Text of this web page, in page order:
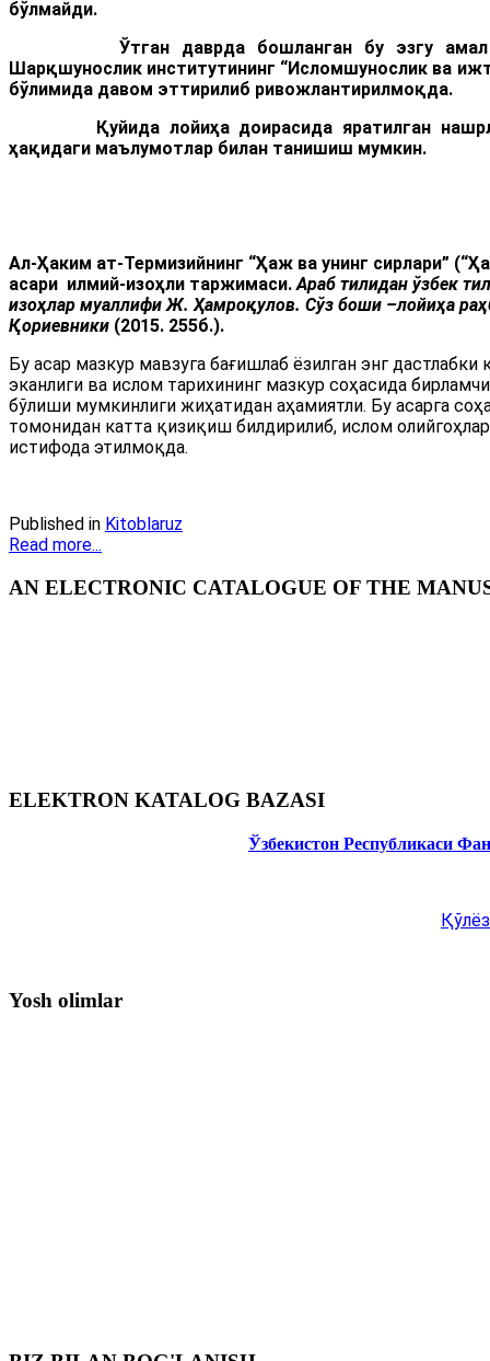
бўлмайди.
Ўтган даврда бошланган бу эзгу амал
Шарқшунослик институтининг “Исломшунослик ва
бўлимида давом эттирилиб ривожлантирилмоқда.
Қуйида лойиҳа доирасида яратилган
ҳақидаги маълумотлар билан танишиш мумкин.
Ал-Ҳаким ат-Термизийнинг “Ҳаж ва унинг сирлари”
асари илмий-изоҳли таржимаси.Араб тилидан ўзбек
изоҳлар муаллифи Ж. Ҳамроқулов. Сўз боши –лойиҳа
Қориевники (2015. 255б.).
Бу асар мазкур мавзуга бағишлаб ёзилган энг дастлабки
эканлиги ва ислом тарихининг мазкур соҳасида
бўлиши мумкинлиги жиҳатидан аҳамиятли. Бу асарга
томонидан катта қизиқиш билдирилиб, ислом
истифода этилмоқда.
Published in Kitoblaruz
Read more...
AN ELECTRONIC CATALOGUE OF THE
ELEKTRON KATALOG BAZASI
Ўзбекистон Республикаси
Yosh olimlar